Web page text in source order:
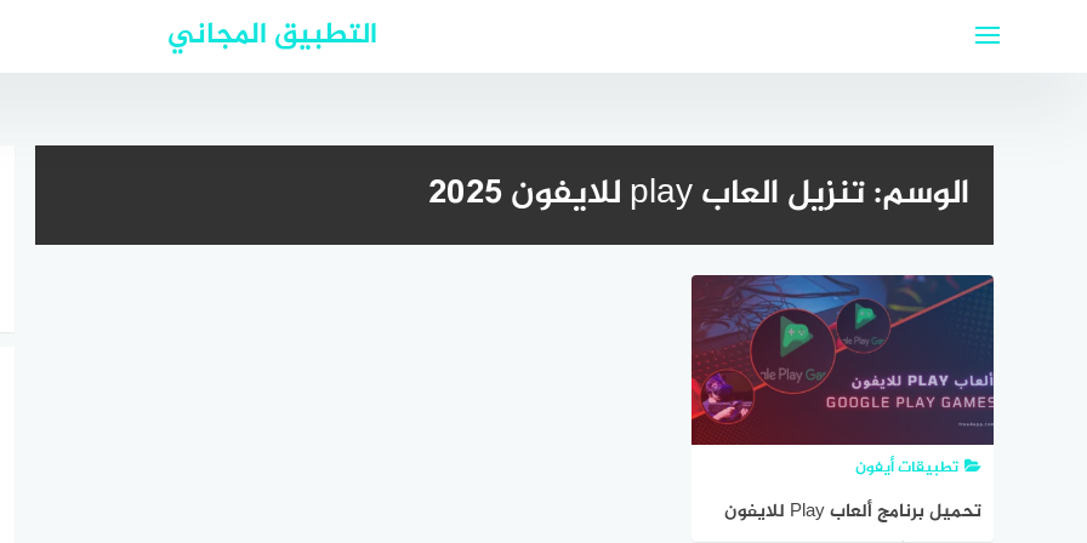
التطبيق المجاني
الوسم:تنزيل العاب play للايفون 2025
تطبيقات أيفون
تحميل برنامج ألعاب Play للايفون